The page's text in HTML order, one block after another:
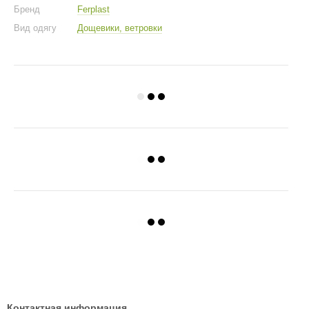
Бренд
Ferplast
Вид одягу
Дощевики, ветровки